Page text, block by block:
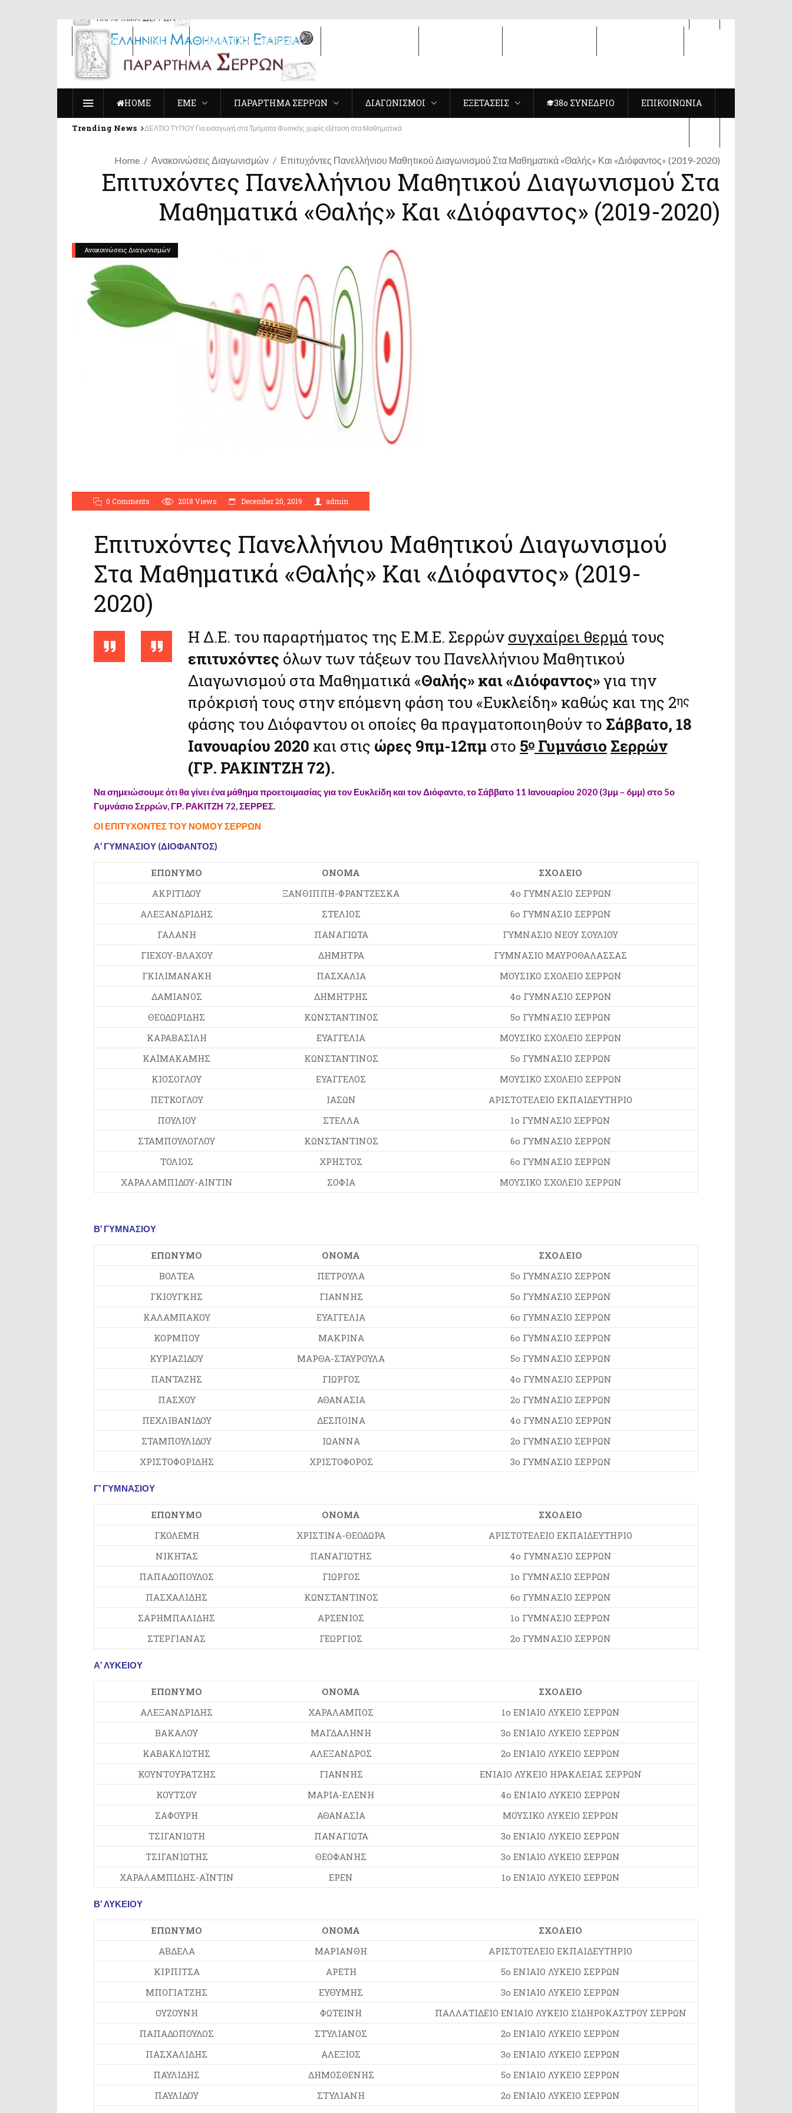
ΗΟΜΕ ΕΜΕ ΠΑΡΑΡΤΗΜΑ ΣΕΡΡΩΝ ΔΙΑΓΩΝΙΣΜΟΙ ΕΞΕΤΑΣΕΙΣ 38ο ΣΥΝΕΔΡΙΟ ΕΠΙΚΟΙΝΩΝΙΑ
ΗΟΜΕ ΕΜΕ ΠΑΡΑΡΤΗΜΑ ΣΕΡΡΩΝ
Trending News ΔΕΛΤΙΟ ΤΥΠΟΥ Για εισαγωγή στα Τμήματα Φυσικής χωρίς εξέταση στα Μαθηματικά
Home Ανακοινώσεις Διαγωνισμών Επιτυχόντες Πανελλήνιου Μαθητικού Διαγωνισμού Στα Μαθηματικά «Θαλής» Και «Διόφαντος» (2019-2020)
Επιτυχόντες Πανελλήνιου Μαθητικού Διαγωνισμού Στα
Μαθηματικά «Θαλής» Και «Διόφαντος» (2019-2020)
Ανακοινώσεις Διαγωνισμών
0 Comments 2018 Views December 20, 2019 admin
Επιτυχόντες Πανελλήνιου Μαθητικού Διαγωνισμού
Στα Μαθηματικά «Θαλής» Και «Διόφαντος» (2019-
2020)
Η Δ.Ε. του παραρτήματος της Ε.Μ.Ε. Σερρών συγχαίρει θερμά τους
επιτυχόντες όλων των τάξεων του Πανελλήνιου Μαθητικού
Διαγωνισμού στα Μαθηματικά «Θαλής» και «Διόφαντος»για την
πρόκρισή τους στην επόμενη φάση του «Ευκλείδη» καθώς και της 2ης
φάσης του Διόφαντου οι οποίες θα πραγματοποιηθούν το Σάββατο, 18
Ιανουαρίου 2020 και στις ώρες 9πμ-12πμ στο 5ο Γυμνάσιο Σερρών
(ΓΡ. ΡΑΚΙΝΤΖΗ 72).
Να σημειώσουμε ότι θα γίνει ένα μάθημα προετοιμασίας για τον Ευκλείδη και τον Διόφαντο, το Σάββατο 11 Ιανουαρίου 2020 (3μμ – 6μμ) στο 5ο
Γυμνάσιο Σερρών, ΓΡ. ΡΑΚΙΤΖΗ 72, ΣΕΡΡΕΣ.
ΟΙ ΕΠΙΤΥΧΟΝΤΕΣ ΤΟΥ ΝΟΜΟΥ ΣΕΡΡΩΝ
Α’ ΓΥΜΝΑΣΙΟΥ (ΔΙΟΦΑΝΤΟΣ)
ΕΠΩΝΥΜΟ ΟΝΟΜΑ
ΣΧΟΛΕΙΟ
ΑΚΡΙΤΙΔΟΥ
ΞΑΝΘΙΠΠΗ-ΦΡΑΝΤΖΕΣΚΑ
4ο ΓΥΜΝΑΣΙΟ ΣΕΡΡΩΝ
ΑΛΕΞΑΝΔΡΙΔΗΣ
ΣΤΕΛΙΟΣ
6ο ΓΥΜΝΑΣΙΟ ΣΕΡΡΩΝ
ΓΑΛΑΝΗ
ΠΑΝΑΓΙΩΤΑ
ΓΥΜΝΑΣΙΟ ΝΕΟΥ ΣΟΥΛΙΟΥ
ΓΙΕΧΟΥ-ΒΛΑΧΟΥ
ΔΗΜΗΤΡΑ
ΓΥΜΝΑΣΙΟ ΜΑΥΡΟΘΑΛΑΣΣΑΣ
ΓΚΙΛΙΜΑΝΑΚΗ
ΠΑΣΧΑΛΙΑ
ΜΟΥΣΙΚΟ ΣΧΟΛΕΙΟ ΣΕΡΡΩΝ
ΔΑΜΙΑΝΟΣ
ΔΗΜΗΤΡΗΣ
4ο ΓΥΜΝΑΣΙΟ ΣΕΡΡΩΝ
ΘΕΟΔΩΡΙΔΗΣ
ΚΩΝΣΤΑΝΤΙΝΟΣ
5ο ΓΥΜΝΑΣΙΟ ΣΕΡΡΩΝ
ΚΑΡΑΒΑΣΙΛΗ
ΕΥΑΓΓΕΛΙΑ
ΜΟΥΣΙΚΟ ΣΧΟΛΕΙΟ ΣΕΡΡΩΝ
ΚΑΪΜΑΚΑΜΗΣ
ΚΩΝΣΤΑΝΤΙΝΟΣ
5ο ΓΥΜΝΑΣΙΟ ΣΕΡΡΩΝ
ΚΙΟΣΟΓΛΟΥ
ΕΥΑΓΓΕΛΟΣ
ΜΟΥΣΙΚΟ ΣΧΟΛΕΙΟ ΣΕΡΡΩΝ
ΠΕΤΚΟΓΛΟΥ
ΙΑΣΩΝ
ΑΡΙΣΤΟΤΕΛΕΙΟ ΕΚΠΑΙΔΕΥΤΗΡΙΟ
ΠΟΥΛΙΟΥ
ΣΤΕΛΛΑ
1ο ΓΥΜΝΑΣΙΟ ΣΕΡΡΩΝ
ΣΤΑΜΠΟΥΛΟΓΛΟΥ
ΚΩΝΣΤΑΝΤΙΝΟΣ
6ο ΓΥΜΝΑΣΙΟ ΣΕΡΡΩΝ
ΤΟΛΙΟΣ
ΧΡΗΣΤΟΣ
6ο ΓΥΜΝΑΣΙΟ ΣΕΡΡΩΝ
ΧΑΡΑΛΑΜΠΙΔΟΥ-ΑΙΝΤΙΝ
ΣΟΦΙΑ ΜΟΥΣΙΚΟ ΣΧΟΛΕΙΟ ΣΕΡΡΩΝ
Β’ ΓΥΜΝΑΣΙΟΥ
ΕΠΩΝΥΜΟ ΟΝΟΜΑ
ΣΧΟΛΕΙΟ
ΒΟΛΤΕΑ
ΠΕΤΡΟΥΛΑ
5ο ΓΥΜΝΑΣΙΟ ΣΕΡΡΩΝ
ΓΚΙΟΥΓΚΗΣ
ΓΙΑΝΝΗΣ
5ο ΓΥΜΝΑΣΙΟ ΣΕΡΡΩΝ
ΚΑΛΑΜΠΑΚΟΥ
ΕΥΑΓΓΕΛΙΑ
6ο ΓΥΜΝΑΣΙΟ ΣΕΡΡΩΝ
ΚΟΡΜΠΟΥ
ΜΑΚΡΙΝΑ
6ο ΓΥΜΝΑΣΙΟ ΣΕΡΡΩΝ
ΚΥΡΙΑΖΙΔΟΥ
ΜΑΡΘΑ-ΣΤΑΥΡΟΥΛΑ
5ο ΓΥΜΝΑΣΙΟ ΣΕΡΡΩΝ
ΠΑΝΤΑΖΗΣ
ΓΙΩΡΓΟΣ
4ο ΓΥΜΝΑΣΙΟ ΣΕΡΡΩΝ
ΠΑΣΧΟΥ
ΑΘΑΝΑΣΙΑ
2ο ΓΥΜΝΑΣΙΟ ΣΕΡΡΩΝ
ΠΕΧΛΙΒΑΝΙΔΟΥ
ΔΕΣΠΟΙΝΑ
4ο ΓΥΜΝΑΣΙΟ ΣΕΡΡΩΝ
ΣΤΑΜΠΟΥΛΙΔΟΥ
ΙΩΑΝΝΑ
2ο ΓΥΜΝΑΣΙΟ ΣΕΡΡΩΝ
ΧΡΙΣΤΟΦΟΡΙΔΗΣ
ΧΡΙΣΤΟΦΟΡΟΣ 3ο ΓΥΜΝΑΣΙΟ ΣΕΡΡΩΝ
Γ’ ΓΥΜΝΑΣΙΟΥ
ΕΠΩΝΥΜΟ ΟΝΟΜΑ
ΣΧΟΛΕΙΟ
ΓΚΟΛΕΜΗ
ΧΡΙΣΤΙΝΑ-ΘΕΟΔΩΡΑ
ΑΡΙΣΤΟΤΕΛΕΙΟ ΕΚΠΑΙΔΕΥΤΗΡΙΟ
ΝΙΚΗΤΑΣ
ΠΑΝΑΓΙΩΤΗΣ
4ο ΓΥΜΝΑΣΙΟ ΣΕΡΡΩΝ
ΠΑΠΑΔΟΠΟΥΛΟΣ
ΓΙΩΡΓΟΣ
1ο ΓΥΜΝΑΣΙΟ ΣΕΡΡΩΝ
ΠΑΣΧΑΛΙΔΗΣ
ΚΩΝΣΤΑΝΤΙΝΟΣ
6ο ΓΥΜΝΑΣΙΟ ΣΕΡΡΩΝ
ΣΑΡΗΜΠΑΛΙΔΗΣ
ΑΡΣΕΝΙΟΣ
1ο ΓΥΜΝΑΣΙΟ ΣΕΡΡΩΝ
ΣΤΕΡΓΙΑΝΑΣ
ΓΕΩΡΓΙΟΣ 2ο ΓΥΜΝΑΣΙΟ ΣΕΡΡΩΝ
Α’ ΛΥΚΕΙΟΥ
ΕΠΩΝΥΜΟ ΟΝΟΜΑ
ΣΧΟΛΕΙΟ
ΑΛΕΞΑΝΔΡΙΔΗΣ
ΧΑΡΑΛΑΜΠΟΣ
1ο ΕΝΙΑΙΟ ΛΥΚΕΙΟ ΣΕΡΡΩΝ
ΒΑΚΑΛΟΥ
ΜΑΓΔΑΛΗΝΗ
3ο ΕΝΙΑΙΟ ΛΥΚΕΙΟ ΣΕΡΡΩΝ
ΚΑΒΑΚΛΙΩΤΗΣ
ΑΛΕΞΑΝΔΡΟΣ
2ο ΕΝΙΑΙΟ ΛΥΚΕΙΟ ΣΕΡΡΩΝ
ΚΟΥΝΤΟΥΡΑΤΖΗΣ
ΓΙΑΝΝΗΣ
ΕΝΙΑΙΟ ΛΥΚΕΙΟ ΗΡΑΚΛΕΙΑΣ ΣΕΡΡΩΝ
ΚΟΥΤΣΟΥ
ΜΑΡΙΑ-ΕΛΕΝΗ
4ο ΕΝΙΑΙΟ ΛΥΚΕΙΟ ΣΕΡΡΩΝ
ΣΑΦΟΥΡΗ
ΑΘΑΝΑΣΙΑ
ΜΟΥΣΙΚΟ ΛΥΚΕΙΟ ΣΕΡΡΩΝ
ΤΣΙΓΑΝΙΩΤΗ
ΠΑΝΑΓΙΩΤΑ
3ο ΕΝΙΑΙΟ ΛΥΚΕΙΟ ΣΕΡΡΩΝ
ΤΣΙΓΑΝΙΩΤΗΣ
ΘΕΟΦΑΝΗΣ
3ο ΕΝΙΑΙΟ ΛΥΚΕΙΟ ΣΕΡΡΩΝ
ΧΑΡΑΛΑΜΠΙΔΗΣ-ΑΪΝΤΙΝ
ΕΡΕΝ 1ο ΕΝΙΑΙΟ ΛΥΚΕΙΟ ΣΕΡΡΩΝ
Β’ ΛΥΚΕΙΟΥ
ΕΠΩΝΥΜΟ ΟΝΟΜΑ
ΣΧΟΛΕΙΟ
ΑΒΔΕΛΑ
ΜΑΡΙΑΝΘΗ
ΑΡΙΣΤΟΤΕΛΕΙΟ ΕΚΠΑΙΔΕΥΤΗΡΙΟ
ΚΙΡΠΙΤΣΑ
ΑΡΕΤΗ
5ο ΕΝΙΑΙΟ ΛΥΚΕΙΟ ΣΕΡΡΩΝ
ΜΠΟΓΙΑΤΖΗΣ
ΕΥΘΥΜΗΣ
3ο ΕΝΙΑΙΟ ΛΥΚΕΙΟ ΣΕΡΡΩΝ
ΟΥΖΟΥΝΗ
ΦΩΤΕΙΝΗ
ΠΑΛΛΑΤΙΔΕΙΟ ΕΝΙΑΙΟ ΛΥΚΕΙΟ ΣΙΔΗΡΟΚΑΣΤΡΟΥ ΣΕΡΡΩΝ
ΠΑΠΑΔΟΠΟΥΛΟΣ
ΣΤΥΛΙΑΝΟΣ
2ο ΕΝΙΑΙΟ ΛΥΚΕΙΟ ΣΕΡΡΩΝ
ΠΑΣΧΑΛΙΔΗΣ
ΑΛΕΞΙΟΣ
3ο ΕΝΙΑΙΟ ΛΥΚΕΙΟ ΣΕΡΡΩΝ
ΠΑΥΛΙΔΗΣ
ΔΗΜΟΣΘΕΝΗΣ
5ο ΕΝΙΑΙΟ ΛΥΚΕΙΟ ΣΕΡΡΩΝ
ΠΑΥΛΙΔΟΥ
ΣΤΥΛΙΑΝΗ
2ο ΕΝΙΑΙΟ ΛΥΚΕΙΟ ΣΕΡΡΩΝ